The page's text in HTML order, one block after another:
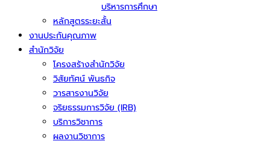
บริหารการศึกษา
หลักสูตรระยะสั้น
งานประกันคุณภาพ
สำนักวิจัย
โครงสร้างสำนักวิจัย
วิสัยทัศน์ พันธกิจ
วารสารงานวิจัย
จริยธรรมการวิจัย (IRB)
บริการวิชาการ
ผลงานวิชาการ